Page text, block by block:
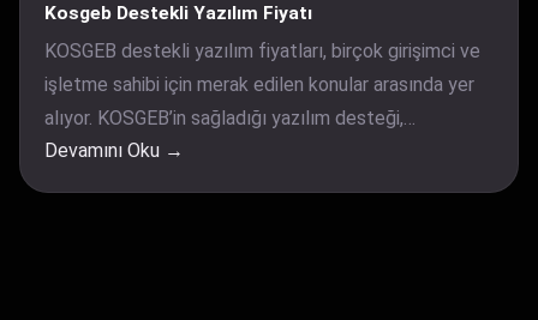
Kosgeb Destekli Yazılım Fiyatı
KOSGEB destekli yazılım fiyatları, birçok girişimci ve
işletme sahibi için merak edilen konular arasında yer
alıyor. KOSGEB’in sağladığı yazılım desteği,…
Devamını Oku →